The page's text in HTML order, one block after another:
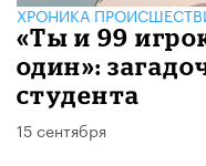
ХРОНИКА
«Ты и 99
один»:
студента
15 сентября